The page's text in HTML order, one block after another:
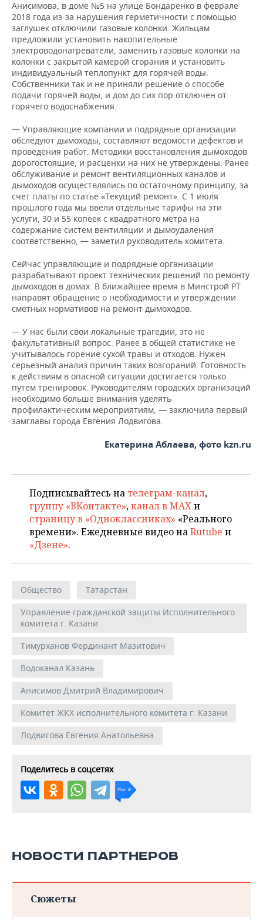
Анисимова, в доме №5 на улице Бондаренко в феврале
2018 года из-за нарушения герметичности с помощью
заглушек отключили газовые колонки. Жильцам
предложили установить накопительные
электроводонагреватели, заменить газовые колонки на
колонки с закрытой камерой сгорания и установить
индивидуальный теплопункт для горячей воды.
Собственники так и не приняли решение о способе
подачи горячей воды, и дом до сих пор отключен от
горячего водоснабжения.
— Управляющие компании и подрядные организации
обследуют дымоходы, составляют ведомости дефектов и
проведения работ. Методики восстановления дымоходов
дорогостоящие, и расценки на них не утверждены. Ранее
обслуживание и ремонт вентиляционных каналов и
дымоходов осуществлялись по остаточному принципу, за
счет платы по статье «Текущий ремонт». С 1 июля
прошлого года мы ввели отдельные тарифы на эти
услуги, 30 и 55 копеек с квадратного метра на
содержание систем вентиляции и дымоудаления
соответственно, — заметил руководитель комитета.
Сейчас управляющие и подрядные организации
разрабатывают проект технических решений по ремонту
дымоходов в домах. В ближайшее время в Минстрой РТ
направят обращение о необходимости и утверждении
сметных нормативов на ремонт дымоходов.
— У нас были свои локальные трагедии, это не
факультативный вопрос. Ранее в общей статистике не
учитывалось горение сухой травы и отходов. Нужен
серьезный анализ причин таких возгораний. Готовность
к действиям в опасной ситуации достигается только
путем тренировок. Руководителям городских организаций
необходимо больше внимания уделять
профилактическим мероприятиям, — заключила первый
замглавы города Евгения Лодвигова.
Екатерина Аблаева, фото kzn.ru
Подписывайтесь на телеграм-канал,
группу «ВКонтакте»,канал в MAXи
страницу в «Одноклассниках» «Реального
времени». Ежедневные видео наRutube и
«Дзене».
Общество
Татарстан
Управление гражданской защиты Исполнительного
комитета г. Казани
Тимурханов Фердинант Мазитович
Водоканал Казань
Анисимов Дмитрий Владимирович
Комитет ЖКХ исполнительного комитета г. Казани
Лодвигова Евгения Анатольевна
Поделитесь в соцсетях
НОВОСТИ ПАРТНЕРОВ
Сюжеты